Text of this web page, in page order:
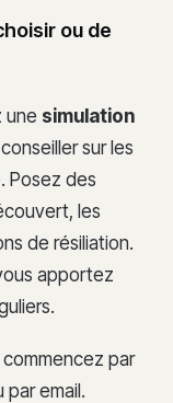
ou de
une simulation
sur les
Posez des
les
de résiliation.
apportez
par
par email.